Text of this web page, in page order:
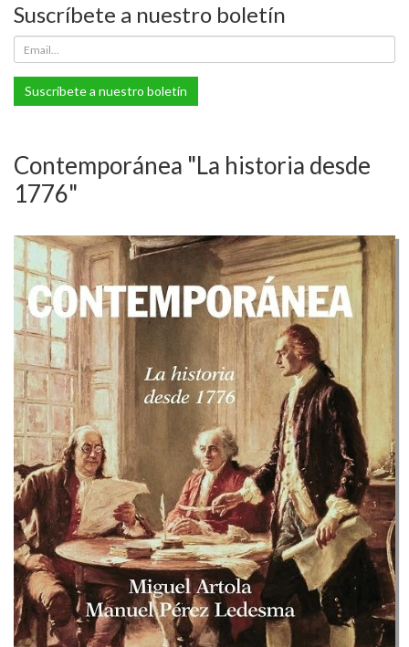
Suscríbete a nuestro boletín
Suscríbete a nuestro boletín
Contemporánea "La historia desde
1776"